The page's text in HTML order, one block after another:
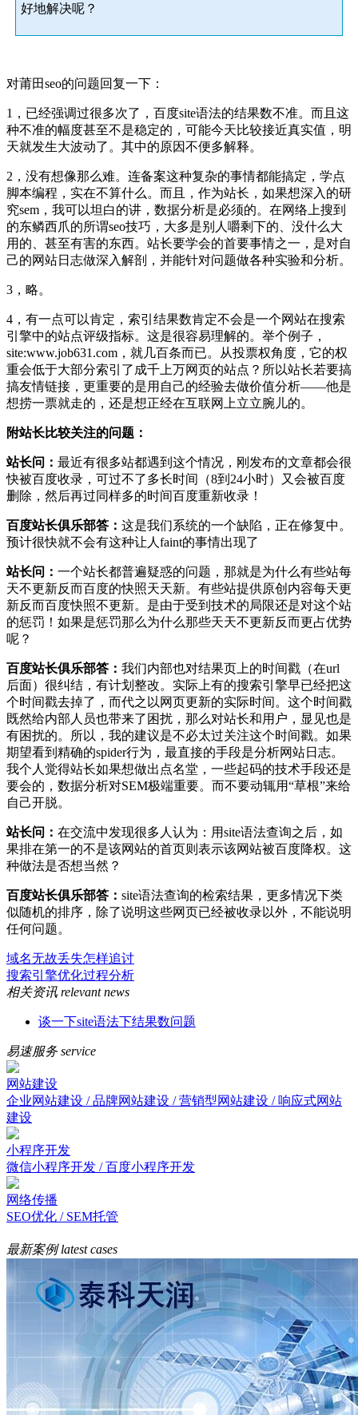
好地解决呢？
对莆田seo的问题回复一下：
1，已经强调过很多次了，百度site语法的结果数不准。而且这
种不准的幅度甚至不是稳定的，可能今天比较接近真实值，明
天就发生大波动了。其中的原因不便多解释。
2，没有想像那么难。连备案这种复杂的事情都能搞定，学点
脚本编程，实在不算什么。而且，作为站长，如果想深入的研
究sem，我可以坦白的讲，数据分析是必须的。在网络上搜到
的东鳞西爪的所谓seo技巧，大多是别人嚼剩下的、没什么大
用的、甚至有害的东西。站长要学会的首要事情之一，是对自
己的网站日志做深入解剖，并能针对问题做各种实验和分析。
3，略。
4，有一点可以肯定，索引结果数肯定不会是一个网站在搜索
引擎中的站点评级指标。这是很容易理解的。举个例子，
site:www.job631.com，就几百条而已。从投票权角度，它的权
重会低于大部分索引了成千上万网页的站点？所以站长若要搞
搞友情链接，更重要的是用自己的经验去做价值分析——他是
想捞一票就走的，还是想正经在互联网上立立腕儿的。
附站长比较关注的问题：
站长问： 最近有很多站都遇到这个情况，刚发布的文章都会很
快被百度收录，可过不了多长时间（8到24小时）又会被百度
删除，然后再过同样多的时间百度重新收录！
百度站长俱乐部答： 这是我们系统的一个缺陷，正在修复中。
预计很快就不会有这种让人faint的事情出现了
站长问： 一个站长都普遍疑惑的问题，那就是为什么有些站每
天不更新反而百度的快照天天新。有些站提供原创内容每天更
新反而百度快照不更新。是由于受到技术的局限还是对这个站
的惩罚！如果是惩罚那么为什么那些天天不更新反而更占优势
呢？
百度站长俱乐部答： 我们内部也对结果页上的时间戳（在url
后面）很纠结，有计划整改。实际上有的搜索引擎早已经把这
个时间戳去掉了，而代之以网页更新的实际时间。这个时间戳
既然给内部人员也带来了困扰，那么对站长和用户，显见也是
有困扰的。所以，我的建议是不必太过关注这个时间戳。如果
期望看到精确的spider行为，最直接的手段是分析网站日志。
我个人觉得站长如果想做出点名堂，一些起码的技术手段还是
要会的，数据分析对SEM极端重要。而不要动辄用“草根”来给
自己开脱。
站长问： 在交流中发现很多人认为：用site语法查询之后，如
果排在第一的不是该网站的首页则表示该网站被百度降权。这
种做法是否想当然？
百度站长俱乐部答： site语法查询的检索结果，更多情况下类
似随机的排序，除了说明这些网页已经被收录以外，不能说明
任何问题。
域名无故丢失怎样追讨
搜索引擎优化过程分析
相关资讯 relevant news
谈一下site语法下结果数问题
易速服务service
网站建设
企业网站建设 / 品牌网站建设 / 营销型网站建设 / 响应式网站
建设
小程序开发
微信小程序开发 / 百度小程序开发
网络传播
SEO优化 / SEM托管
最新案例latest cases